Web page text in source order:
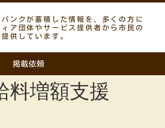
ンクが蓄積した情報を、多くの方に
ア団体やサービス提供者から市民の
供しています。
掲載依頼
増額支援